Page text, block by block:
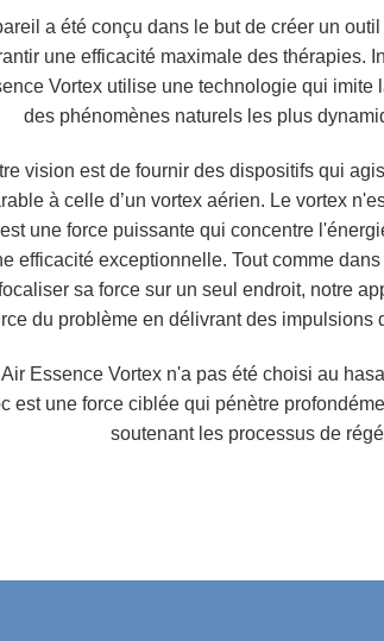
a été conçu dans le but de créer un
une efficacité maximale des thérapies.
Vortex utilise une technologiequi imite
des phénomènes naturels les plus
vision est de fournir des dispositifs qui
à celle d’un vortex aérien. Le vortex
une force puissante qui concentre
efficacité exceptionnelle. Tout comme
sa force sur un seul endroit, notre
du problème en délivrant des impulsions
Air Essence Vortex n'a pas été choisi au
est une force ciblée qui pénètre
soutenant les processus de